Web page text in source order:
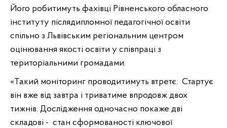
Його робитимуть фахівці Рівненського обласного
інституту післядипломної педагогічної освіти
спільно з Львівським регіональним центром
оцінювання якості освіти у співпраці з
територіальними громадами.
«Такий моніторинг проводитимуть втретє. Стартує
він вже від завтра і триватиме впродовж двох
тижнів. Дослідження одночасно покаже дві
складові - стан сформованості ключової